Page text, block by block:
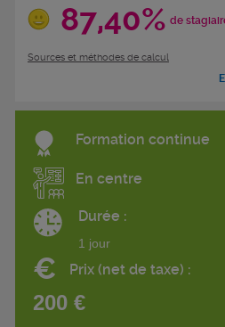
87,40% de
Sources et méthodes de calcul
Formation continue
En centre
Durée :
1 jour
€ Prix (net de taxe) :
200 €